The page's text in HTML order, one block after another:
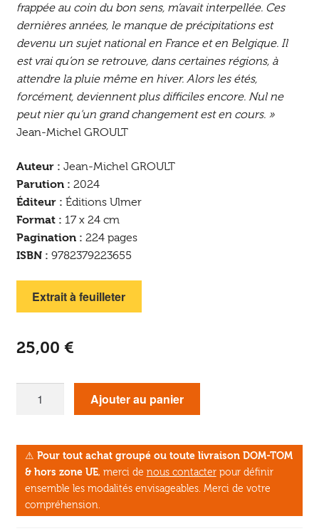
frappée au coin du bon sens, m’avait interpellée. Ces
dernières années, le manque de précipitations est
devenu un sujet national en France et en Belgique. Il
est vrai qu’on se retrouve, dans certaines régions, à
attendre la pluie même en hiver. Alors les étés,
forcément, deviennent plus difficiles encore. Nul ne
peut nier qu’un grand changement est en cours. »
Jean-Michel GROULT
Auteur : Jean-Michel GROULT
Parution : 2024
Éditeur : Éditions Ulmer
Format : 17 x 24 cm
Pagination : 224 pages
ISBN : 9782379223655
Extrait à feuilleter
25,00 €
d'eau
au
jardin,
alors
Ajouter au panier
⚠ Pour tout achat groupé ou toute livraison DOM-TOM
& hors zone UE, merci de nous contacterpour définir
ensemble les modalités envisageables. Merci de votre
compréhension.